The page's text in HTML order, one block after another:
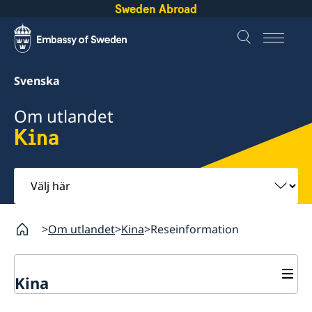
Sweden Abroad
Svenska
Om utlandet
Kina
Välj
här
Om utlandet Kina Reseinformation
Kina